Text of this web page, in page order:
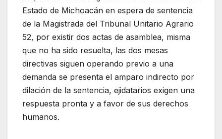
Estado de Michoacán en espera de sentencia
de la Magistrada del Tribunal Unitario Agrario
52, por existir dos actas de asamblea, misma
que no ha sido resuelta, las dos mesas
directivas siguen operando previo a una
demanda se presenta el amparo indirecto por
dilación de la sentencia, ejidatarios exigen una
respuesta pronta y a favor de sus derechos
humanos.